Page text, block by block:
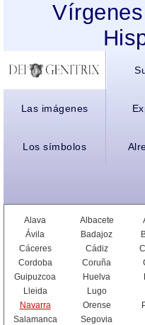
Las imágenes
Los símbolos
Alava Albacete
Ávila
Badajoz
Cáceres
Cádiz
Cordoba
Coruña
Guipuzcoa
Huelva
Lleida
Lugo
Navarra
Orense
Salamanca
Segovia